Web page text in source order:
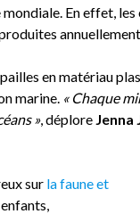
En effet,
annuellement
en matériau
marine. « Chaque
», déplore Jenna
sur la faune et